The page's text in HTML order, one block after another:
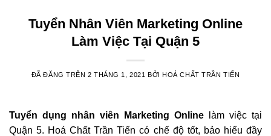
Tuyển Nhân Viên Marketing Online
Làm Việc Tại Quận 5
ĐÃ ĐĂNG TRÊN 2 THÁNG 1, 2021 BỞIHOÁ CHẤT TRẦN TIẾN
Tuyển dụng nhân viên Marketing Online làm việc tại
Quận 5. Hoá Chất Trần Tiến có chế độ tốt, bảo hiểu đầy